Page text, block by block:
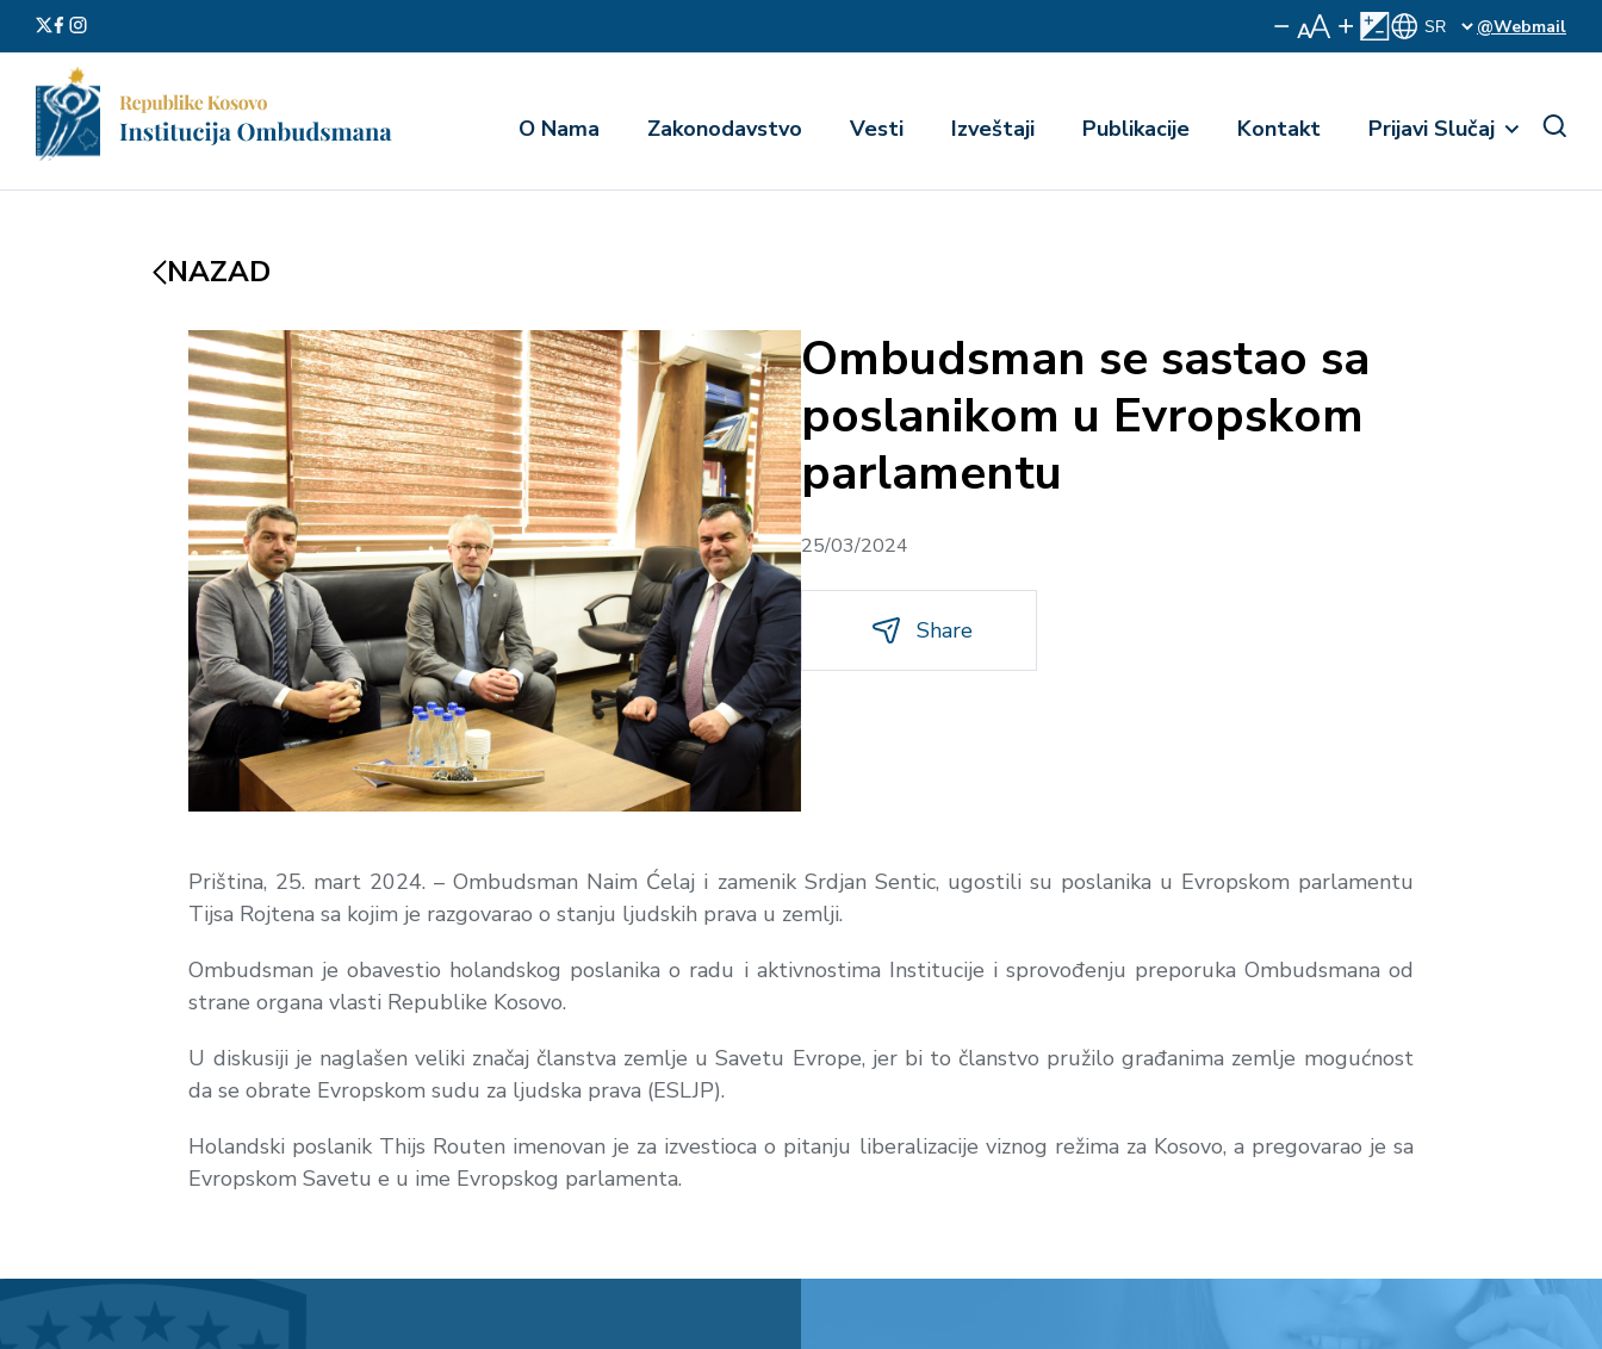
@Webmail
О Nama Zakonodavstvo Vesti Izveštaji Publikacije Kontakt Prijavi Slučaj
NAZAD
Ombudsman se sastao sa
poslanikom u Evropskom
parlamentu
25/03/2024
Share
Priština, 25. mart 2024. – Ombudsman Naim Ćelaj i zamenik Srdjan Sentic, ugostili su poslanika u Evropskom parlamentu
Tijsa Rojtena sa kojim je razgovarao o stanju ljudskih prava u zemlji.
Ombudsman je obavestio holandskog poslanika o radu i aktivnostima Institucije i sprovođenju preporuka Ombudsmana od
strane organa vlasti Republike Kosovo.
U diskusiji je naglašen veliki značaj članstva zemlje u Savetu Evrope, jer bi to članstvo pružilo građanima zemlje mogućnost
da se obrate Evropskom sudu za ljudska prava (ESLJP).
Holandski poslanik Thijs Routen imenovan je za izvestioca o pitanju liberalizacije viznog režima za Kosovo, a pregovarao je sa
Evropskom Savetu e u ime Evropskog parlamenta.